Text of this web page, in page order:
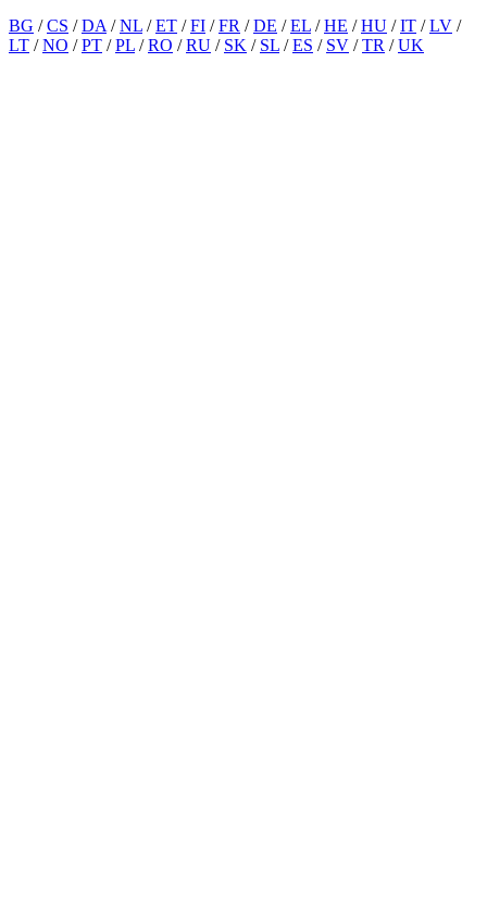
BG /CS /DA /NL /ET /FI /FR /DE /EL /HE /HU /IT /LV /
LT /NO /PT /PL /RO /RU / SK / SL /ES / SV /TR /UK